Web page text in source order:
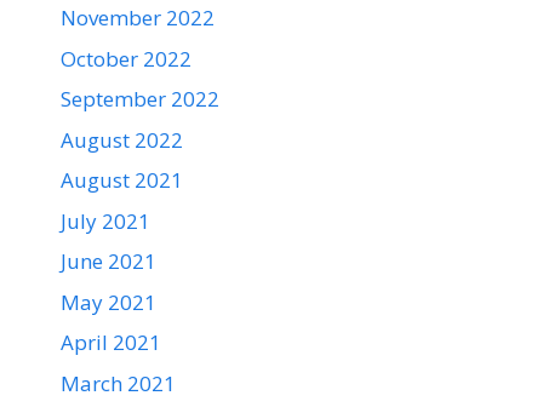
November 2022
October 2022
September 2022
August 2022
August 2021
July 2021
June 2021
May 2021
April 2021
March 2021